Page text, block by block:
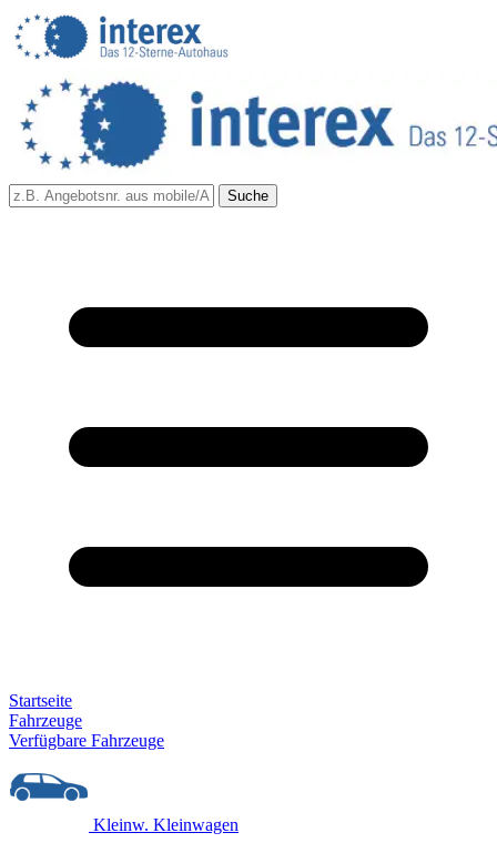
Suche
Startseite
Fahrzeuge
Verfügbare Fahrzeuge
Kleinw. Kleinwagen